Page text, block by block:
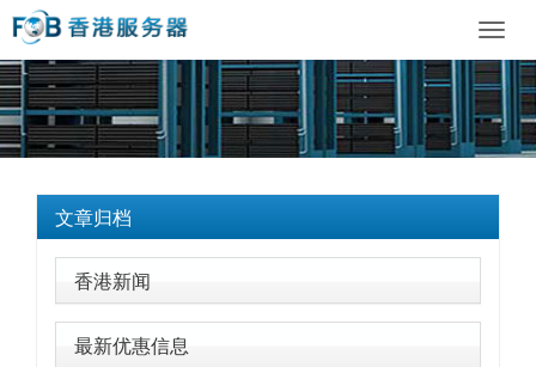
文章归档
香港新闻
最新优惠信息